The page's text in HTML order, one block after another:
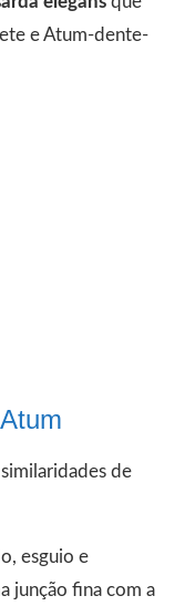
e Atum-dente-
de
esguio e
junção fina com a